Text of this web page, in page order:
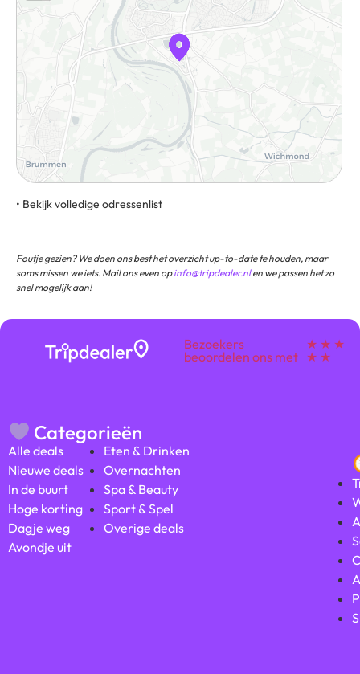
• Bekijk volledige odressenlist
Foutje gezien? We doen ons best het overzicht up-to-date te houden, maar
soms missen we iets. Mail ons even opinfo@tripdealer.nlen we passen het zo
snel mogelijk aan!
Bezoekers
beoordelen ons met
★ ★ ★
★ ★
Categorieën
Alle deals
Nieuwe deals
In de buurt
Hoge korting
Dagje weg
Avondje uit
Eten & Drinken
Overnachten
Spa & Beauty
Sport & Spel
Overige deals